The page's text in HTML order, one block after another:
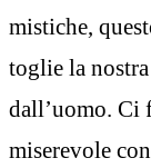
mistiche,
toglie la
dall’uomo. Ci
miserevole